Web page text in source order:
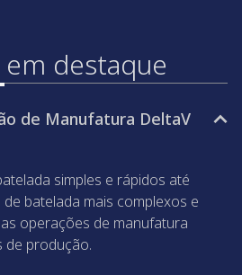
destaque
de Manufatura DeltaV
simples e rápidos até
batelada mais complexos e
operações de manufatura
de produção.